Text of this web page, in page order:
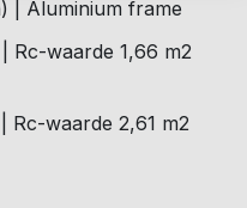
| Aluminium frame
Rc-waarde 1,66 m2
Rc-waarde 2,61 m2